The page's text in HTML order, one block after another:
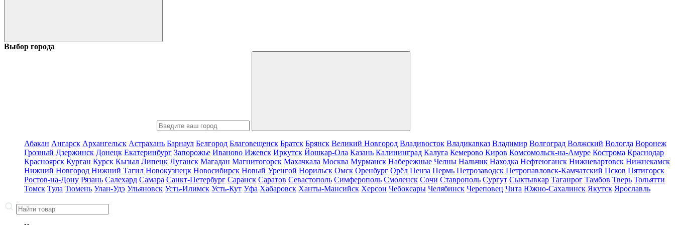
Выбор города
Абакан Ангарск Архангельск Астрахань Барнаул Белгород Благовещенск Братск Брянск Великий Новгород Владивосток Владикавказ Владимир Волгоград Волжский Вологда Воронеж
Грозный Дзержинск Донецк Екатеринбург Запорожье Иваново Ижевск Иркутск Йошкар-Ола Казань Калининград Калуга Кемерово Киров Комсомольск-на-Амуре Кострома Краснодар
Красноярск Курган Курск Кызыл Липецк Луганск Магадан Магнитогорск Махачкала Москва Мурманск Набережные Челны Нальчик Находка Нефтеюганск Нижневартовск Нижнекамск
Нижний Новгород Нижний Тагил Новокузнецк Новосибирск Новый Уренгой Норильск Омск Оренбург Орёл Пенза Пермь Петрозаводск Петропавловск-Камчатский Псков Пятигорск
Ростов-на-Дону Рязань Салехард Самара Санкт-Петербург Саранск Саратов Севастополь Симферополь Смоленск Сочи Ставрополь Сургут Сыктывкар Таганрог Тамбов Тверь Тольятти
Томск Тула Тюмень Улан-Удэ Ульяновск Усть-Илимск Усть-Кут Уфа Хабаровск Ханты-Мансийск Херсон Чебоксары Челябинск Череповец Чита Южно-Сахалинск Якутск Ярославль